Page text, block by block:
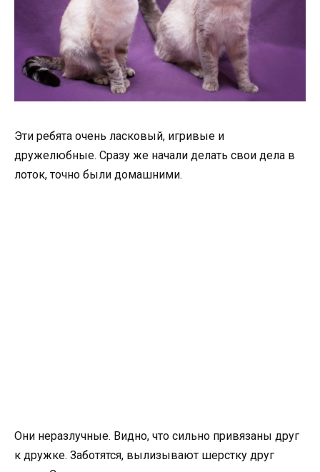
Эти ребята очень ласковый, игривые и
дружелюбные. Сразу же начали делать свои дела в
лоток, точно были домашними.
Они неразлучные. Видно, что сильно привязаны друг
к дружке. Заботятся, вылизывают шерстку друг